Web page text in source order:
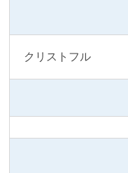
クリストフル